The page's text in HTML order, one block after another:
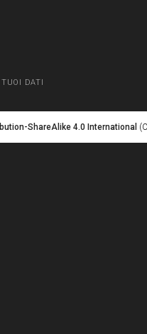
TUOI DATI
ShareAlike 4.0 International